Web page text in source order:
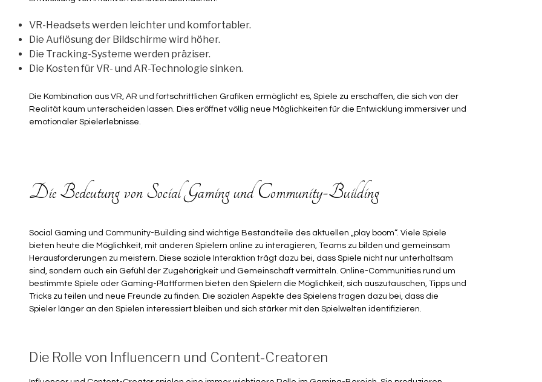
VR-Headsets werden leichter und komfortabler.
Die Auflösung der Bildschirme wird höher.
Die Tracking-Systeme werden präziser.
Die Kosten für VR- und AR-Technologie sinken.
Die Kombination aus VR, AR und fortschrittlichen Grafiken ermöglicht es, Spiele zu erschaffen, die sich von der
Realität kaum unterscheiden lassen. Dies eröffnet völlig neue Möglichkeiten für die Entwicklung immersiver und
emotionaler Spielerlebnisse.
Die Bedeutung von Social Gaming und Community-Building
Social Gaming und Community-Building sind wichtige Bestandteile des aktuellen „play boom“. Viele Spiele
bieten heute die Möglichkeit, mit anderen Spielern online zu interagieren, Teams zu bilden und gemeinsam
Herausforderungen zu meistern. Diese soziale Interaktion trägt dazu bei, dass Spiele nicht nur unterhaltsam
sind, sondern auch ein Gefühl der Zugehörigkeit und Gemeinschaft vermitteln. Online-Communities rund um
bestimmte Spiele oder Gaming-Plattformen bieten den Spielern die Möglichkeit, sich auszutauschen, Tipps und
Tricks zu teilen und neue Freunde zu finden. Die sozialen Aspekte des Spielens tragen dazu bei, dass die
Spieler länger an den Spielen interessiert bleiben und sich stärker mit den Spielwelten identifizieren.
Die Rolle von Influencern und Content-Creatoren